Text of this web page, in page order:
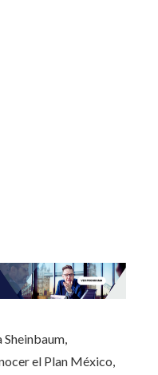
Sheinbaum,
el Plan México,